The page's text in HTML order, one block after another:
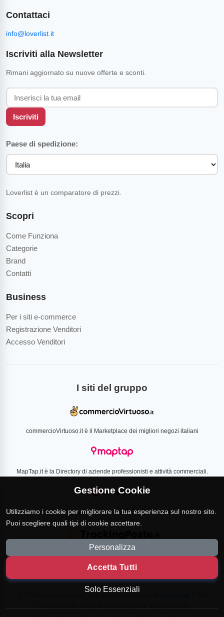
Scopri
Come Funziona
Categorie
Brand
Contatti
Business
Per i siti e-commerce
Registrazione Venditori
Accesso Venditori
Contattaci
info@loverlist.it
Iscriviti alla Newsletter
Rimani aggiornato su nuove offerte e sconti.
Iscriviti
Paese di spedizione:
Loverlist è un comparatore di prezzi.
I siti del gruppo
commercioVirtuoso.it è il Marketplace dei migliori negozi italiani
MapTap.it è la Directory di aziende professionisti e attività commerciali.
Loverlist.com è il comparatore di prezzo CSS certificato Google
10412320961 | via Terraglio 30174 Venezia (VE)
Gestione Cookie
Utilizziamo i cookie per migliorare la tua esperienza sul nostro sito.
Puoi scegliere quali tipi di cookie accettare.
Personalizza
Accetta Tutti
Solo Essenziali